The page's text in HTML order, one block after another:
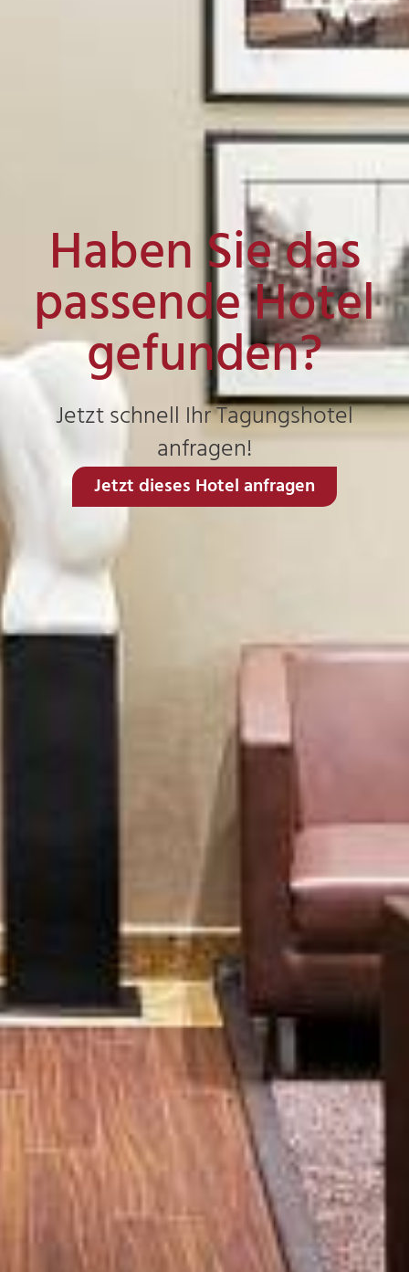
Haben Sie das
passende Hotel
gefunden?
Jetzt schnell Ihr Tagungshotel
anfragen!
Jetzt dieses Hotel anfragen